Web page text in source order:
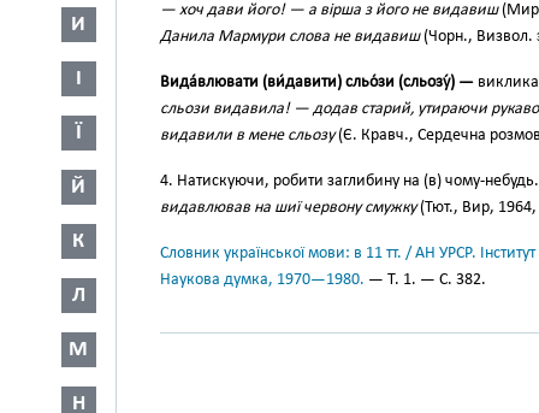
И
І
Ї
Й
К
Л
М
Н
— хоч дави його! — а вірша з його не видавиш
Данила Мармури слова не видавиш(Чорн., Визвол.
Вида́влювати (ви́давити) сльо́зи (сльозу́) —
сльози видавила! — додав старий, утираючи
видавили в мене сльозу(Є. Кравч., Сердечна
4. Натискуючи, робити заглибину на (в) чому-
видавлював на шиї червону смужку(Тют., Вир, 1964,
Словник української мови: в 11 тт. / АН УРСР.
Наукова думка, 1970—1980. — Т. 1. — С. 382.